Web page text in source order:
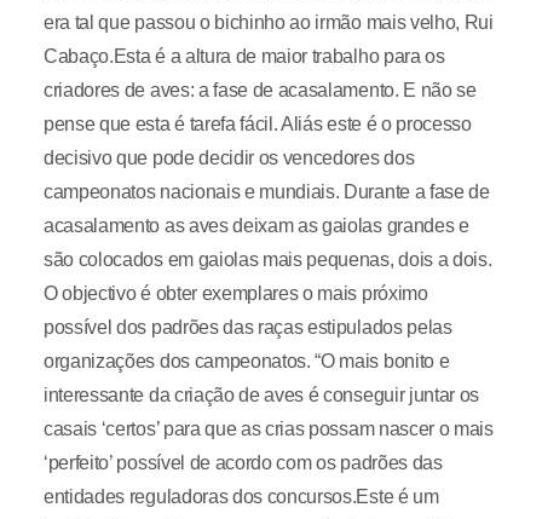
era tal que passou o bichinho ao irmão mais velho, Rui
Cabaço.Esta é a altura de maior trabalho para os
criadores de aves: a fase de acasalamento. E não se
pense que esta é tarefa fácil. Aliás este é o processo
decisivo que pode decidir os vencedores dos
campeonatos nacionais e mundiais. Durante a fase de
acasalamento as aves deixam as gaiolas grandes e
são colocados em gaiolas mais pequenas, dois a dois.
O objectivo é obter exemplares o mais próximo
possível dos padrões das raças estipulados pelas
organizações dos campeonatos. “O mais bonito e
interessante da criação de aves é conseguir juntar os
casais ‘certos’ para que as crias possam nascer o mais
‘perfeito’ possível de acordo com os padrões das
entidades reguladoras dos concursos.Este é um